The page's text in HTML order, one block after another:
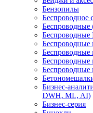
Бензопилы
Беспроводное
Беспроводные
Беспроводные
Беспроводные
Беспроводные
Бизнес-
DWH, ML, AI)
Бизнес-серия